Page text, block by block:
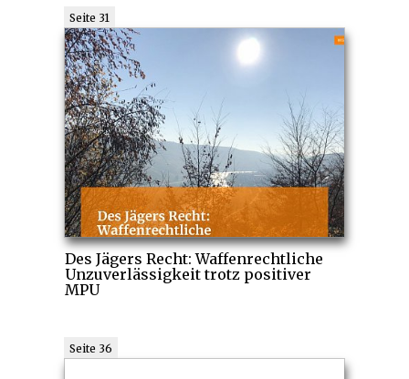
Seite 31
Des Jägers Recht: Waffenrechtliche
Unzuverlässigkeit trotz positiver
MPU
Seite 36